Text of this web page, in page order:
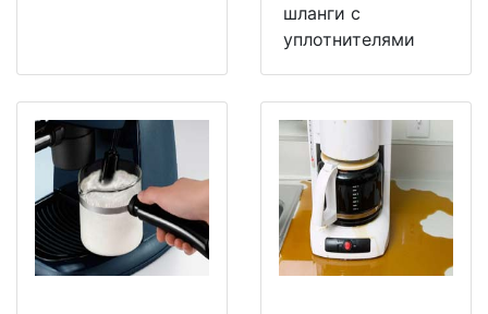
шланги с
уплотнителями